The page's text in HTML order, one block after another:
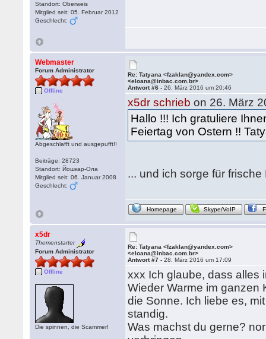
Standort: Oberweis
Mitglied seit: 05. Februar 2012
Geschlecht:
Webmaster
Forum Administrator
Offline
Abgeschlafft und ausgepufft!!
Beiträge: 28723
Standort: Йошкар-Ола
Mitglied seit: 06. Januar 2008
Geschlecht:
Re: Tatyana <fzaklan@yandex.com>
<eloana@inbac.com.br>
Antwort #6 -26. März 2016 um 20:46
x5dr schrieb on 26. März
Hallo !!! Ich gratuliere
Feiertag von Ostern !!
... und ich sorge für
Homepage Skype/VoIP
x5dr
Themenstarter
Forum Administrator
Offline
Die spinnen, die Scammer!
Re: Tatyana <fzaklan@yandex.com>
<eloana@inbac.com.br>
Antwort #7 -28. März 2016 um 17:09
xxx Ich glaube, dass alles
Wieder Warme im ganzen
die Sonne. Ich liebe es,
standig.
Was machst du gerne?